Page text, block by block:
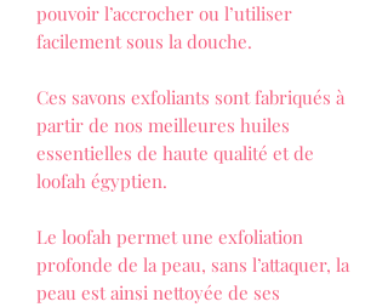
pouvoir l’accrocher ou l’utiliser
facilement sous la douche.
Ces savons exfoliants sont fabriqués à
partir de nos meilleures huiles
essentielles de haute qualité et de
loofah égyptien.
Le loofah permet une exfoliation
profonde de la peau, sans l’attaquer, la
peau est ainsi nettoyée de ses